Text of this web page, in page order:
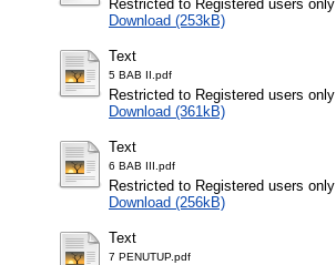
Restricted to Registered users only
Download (253kB)
Text
5 BAB II.pdf
Restricted to Registered users only
Download (361kB)
Text
6 BAB III.pdf
Restricted to Registered users only
Download (256kB)
Text
7 PENUTUP.pdf